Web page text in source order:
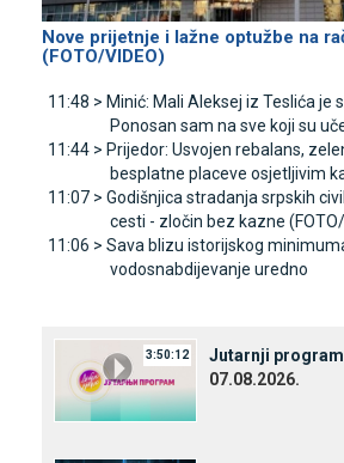
Nove prijetnje i lažne optužbe na
(FOTO/VIDEO)
11:48 > Minić: Mali Aleksej iz Teslića je
Ponosan sam na sve koji su
11:44 > Prijedor: Usvojen rebalans,
besplatne placeve osjetljivim
11:07 > Godišnjica stradanja srpskih
cesti - zločin bez kazne
11:06 > Sava blizu istorijskog
vodosnabdijevanje uredno
3:50:12
Јutarnji program
07.08.2026.